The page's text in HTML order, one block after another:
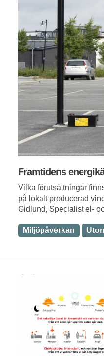
Framtidens
Vilka förutsättningar
på lokalt producerad
Gidlund, Specialist el-
Miljöpåverkan